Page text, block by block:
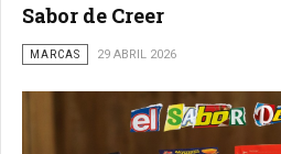
Sabor de Creer
MARCAS 29 ABRIL 2026